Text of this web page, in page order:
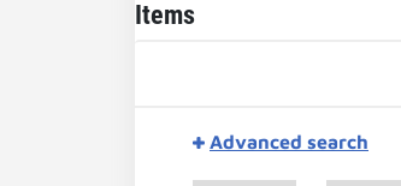
Items
Advanced search